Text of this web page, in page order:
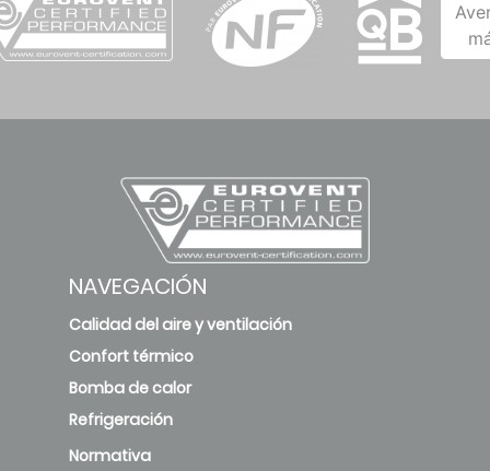
NAVEGACIÓN
Calidad del aire y ventilación
Confort térmico
Bomba de calor
Refrigeración
Normativa